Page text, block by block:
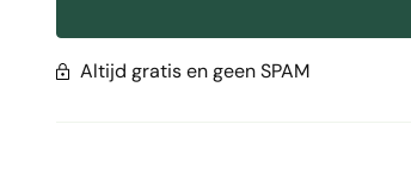
Altijd gratis en geen SPAM